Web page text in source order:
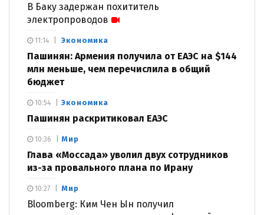
В Баку задержан похититель
электропроводов
Экономика
Пашинян: Армения получила от ЕАЭС на $144
млн меньше, чем перечислила в общий
бюджет
11:14
Экономика
Пашинян раскритиковал ЕАЭС
10:54
Мир
Глава «Моссада» уволил двух сотрудников
из-за провального плана по Ирану
10:36
Мир
Bloomberg: Ким Чен Ын получил
10:27